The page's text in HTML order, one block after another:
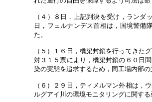
（４）８日，上記判決を受け，ラン
日，フェルナンデス首相は，国境警備
た。
（５）１６日，橋梁封鎖を行ってきた
対３１５票により，橋梁封鎖の６０日
染の実態を追求するため，同工場内部
（６）２９日，ティメルマン外相は，
ルグアイ川の環境モニタリングに関する